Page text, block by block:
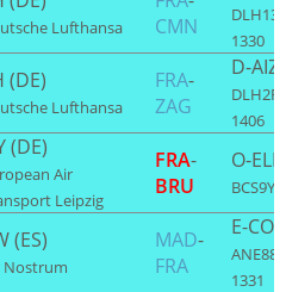
Lufthansa
CMN
1330
(DE)
Lufthansa
FRA-
ZAG
D-
1406
(DE)
Air
Leipzig
FRA-
BRU
O-
(ES)
Nostrum
MAD-
FRA
E-
1331